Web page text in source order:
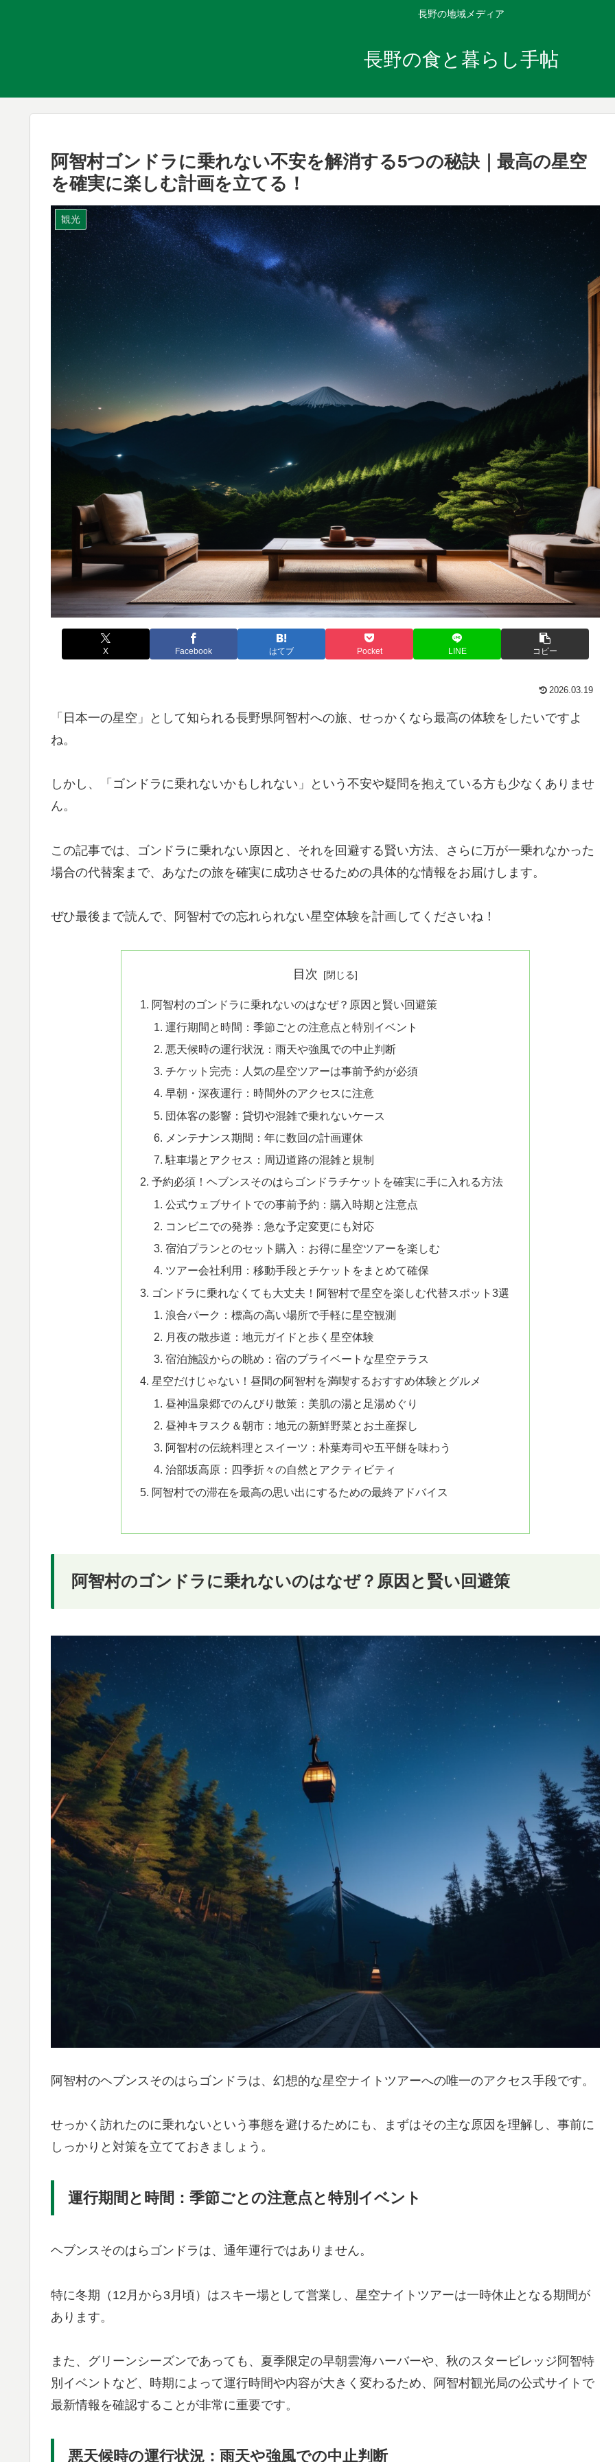
長野の地域メディア
長野の食と暮らし手帖
阿智村ゴンドラに乗れない不安を解消する5つの秘訣｜最高の星空
を確実に楽しむ計画を立てる！
観光
X Facebook はてブ Pocket LINE コピー
2026.03.19
「日本一の星空」として知られる長野県阿智村への旅、せっかくなら最高の体験をしたいですよ
ね。
しかし、「ゴンドラに乗れないかもしれない」という不安や疑問を抱えている方も少なくありませ
ん。
この記事では、ゴンドラに乗れない原因と、それを回避する賢い方法、さらに万が一乗れなかった
場合の代替案まで、あなたの旅を確実に成功させるための具体的な情報をお届けします。
ぜひ最後まで読んで、阿智村での忘れられない星空体験を計画してくださいね！
目次
阿智村のゴンドラに乗れないのはなぜ？原因と賢い回避策
運行期間と時間：季節ごとの注意点と特別イベント
悪天候時の運行状況：雨天や強風での中止判断
チケット完売：人気の星空ツアーは事前予約が必須
早朝・深夜運行：時間外のアクセスに注意
団体客の影響：貸切や混雑で乗れないケース
メンテナンス期間：年に数回の計画運休
駐車場とアクセス：周辺道路の混雑と規制
予約必須！ヘブンスそのはらゴンドラチケットを確実に手に入れる方法
公式ウェブサイトでの事前予約：購入時期と注意点
コンビニでの発券：急な予定変更にも対応
宿泊プランとのセット購入：お得に星空ツアーを楽しむ
ツアー会社利用：移動手段とチケットをまとめて確保
ゴンドラに乗れなくても大丈夫！阿智村で星空を楽しむ代替スポット3選
浪合パーク：標高の高い場所で手軽に星空観測
月夜の散歩道：地元ガイドと歩く星空体験
宿泊施設からの眺め：宿のプライベートな星空テラス
星空だけじゃない！昼間の阿智村を満喫するおすすめ体験とグルメ
昼神温泉郷でのんびり散策：美肌の湯と足湯めぐり
昼神キヲスク＆朝市：地元の新鮮野菜とお土産探し
阿智村の伝統料理とスイーツ：朴葉寿司や五平餅を味わう
治部坂高原：四季折々の自然とアクティビティ
阿智村での滞在を最高の思い出にするための最終アドバイス
阿智村のゴンドラに乗れないのはなぜ？原因と賢い回避策
阿智村のヘブンスそのはらゴンドラは、幻想的な星空ナイトツアーへの唯一のアクセス手段です。
せっかく訪れたのに乗れないという事態を避けるためにも、まずはその主な原因を理解し、事前に
しっかりと対策を立てておきましょう。
運行期間と時間：季節ごとの注意点と特別イベント
ヘブンスそのはらゴンドラは、通年運行ではありません。
特に冬期（12月から3月頃）はスキー場として営業し、星空ナイトツアーは一時休止となる期間が
あります。
また、グリーンシーズンであっても、夏季限定の早朝雲海ハーバーや、秋のスタービレッジ阿智特
別イベントなど、時期によって運行時間や内容が大きく変わるため、阿智村観光局の公式サイトで
最新情報を確認することが非常に重要です。
悪天候時の運行状況：雨天や強風での中止判断